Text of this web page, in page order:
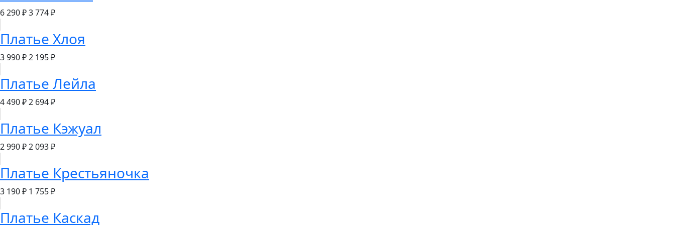
6 290 ₽3 774 ₽
Платье Хлоя
3 990 ₽2 195 ₽
Платье Лейла
4 490 ₽2 694 ₽
Платье Кэжуал
2 990 ₽2 093 ₽
Платье Крестьяночка
3 190 ₽ 1 755 ₽
Платье Каскад